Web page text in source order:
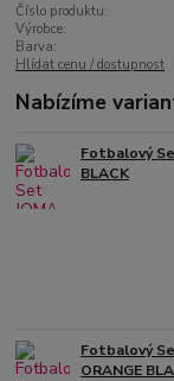
Číslo produktu:
Výrobce:
Barva:
Hlídat cenu / dostupnost
Nabízíme
Fotbalový
BLACK
Fotbalový
ORANGE